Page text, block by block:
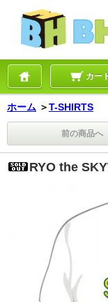
カー
ホーム ＞T-SHIRTS
前の商品へ
RYO the